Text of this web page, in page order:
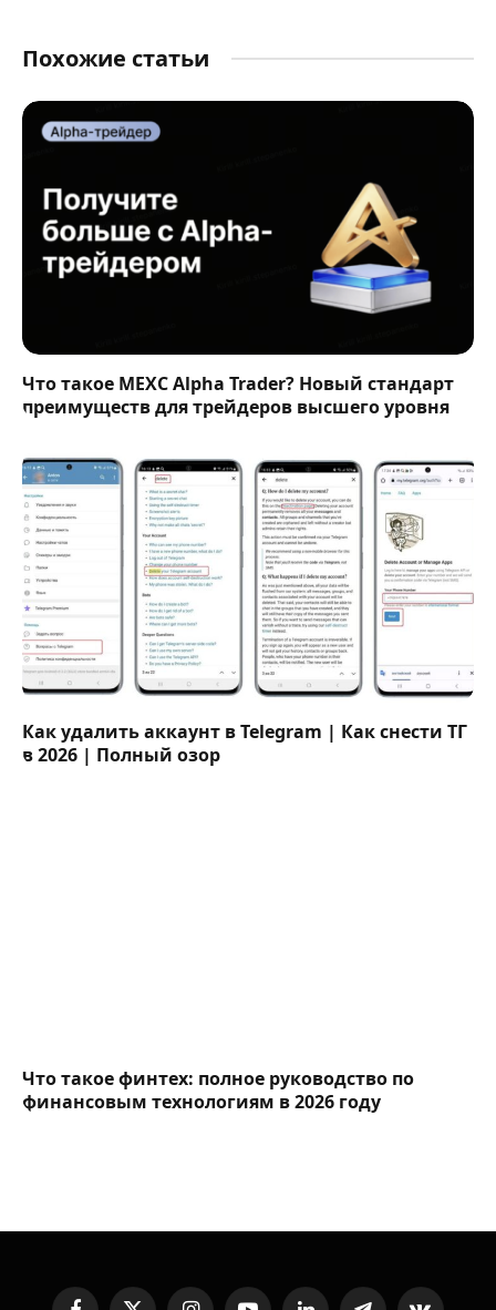
Похожие статьи
Что такое MEXC Alpha Trader? Новый стандарт
преимуществ для трейдеров высшего уровня
Как удалить аккаунт в Telegram | Как снести ТГ
в 2026 | Полный озор
Что такое финтех: полное руководство по
финансовым технологиям в 2026 году